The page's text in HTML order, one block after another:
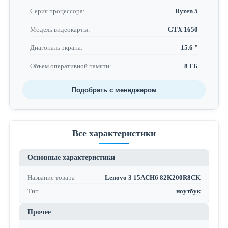
Серия процессора: Ryzen 5
Модель видеокарты: GTX 1650
Диагональ экрана: 15.6 "
Объем оперативной памяти: 8 ГБ
Подобрать с менеджером
Все характеристики
Основные характеристики
Название товара
Lenovo 3 15ACH6 82K200R8CK
Тип
ноутбук
Прочее